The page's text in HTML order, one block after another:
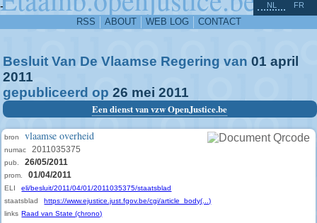
-
RSS ABOUT WEB LOG CONTACT
NL FR
Besluit Van De Vlaamse Regering van 01 april
2011
gepubliceerd op 26 mei 2011
Een dienst van vzw OpenJustice.be
bron vlaamse overheid
numac 2011035375
pub. 26/05/2011
prom. 01/04/2011
ELI
eli/besluit/2011/04/01/2011035375/staatsblad
staatsblad
https://www.ejustice.just.fgov.be/cgi/article_body(...)
links Raad van State (chrono)
^